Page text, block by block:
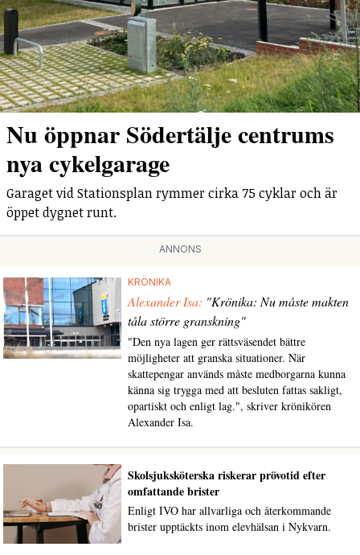
Nu öppnar Södertälje centrums
nya cykelgarage
Garaget vid Stationsplan rymmer cirka 75 cyklar och är
öppet dygnet runt.
ANNONS
KRÖNIKA
Alexander Isa: "Krönika: Nu måste makten
tåla större granskning"
"Den nya lagen ger rättsväsendet bättre
möjligheter att granska situationer. När
skattepengar används måste medborgarna kunna
känna sig trygga med att besluten fattas sakligt,
opartiskt och enligt lag.", skriver krönikören
Alexander Isa.
Skolsjuksköterska riskerar prövotid efter
omfattande brister
Enligt IVO har allvarliga och återkommande
brister upptäckts inom elevhälsan i Nykvarn.